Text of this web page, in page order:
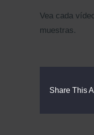
Vea cada
muestras.
Share This